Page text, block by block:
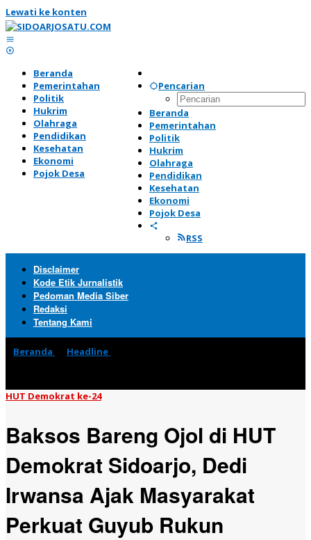
Lewati ke konten
Pencarian
Beranda
Pemerintahan
Politik
Hukrim
Olahraga
Pendidikan
Kesehatan
Ekonomi
Pojok Desa
RSS
Beranda
Pemerintahan
Politik
Hukrim
Olahraga
Pendidikan
Kesehatan
Ekonomi
Pojok Desa
Disclaimer
Kode Etik Jurnalistik
Pedoman Media Siber
Redaksi
Tentang Kami
Beranda Headline
HUT Demokrat ke-24
Baksos Bareng Ojol di HUT
Demokrat Sidoarjo, Dedi
Irwansa Ajak Masyarakat
Perkuat Guyub Rukun